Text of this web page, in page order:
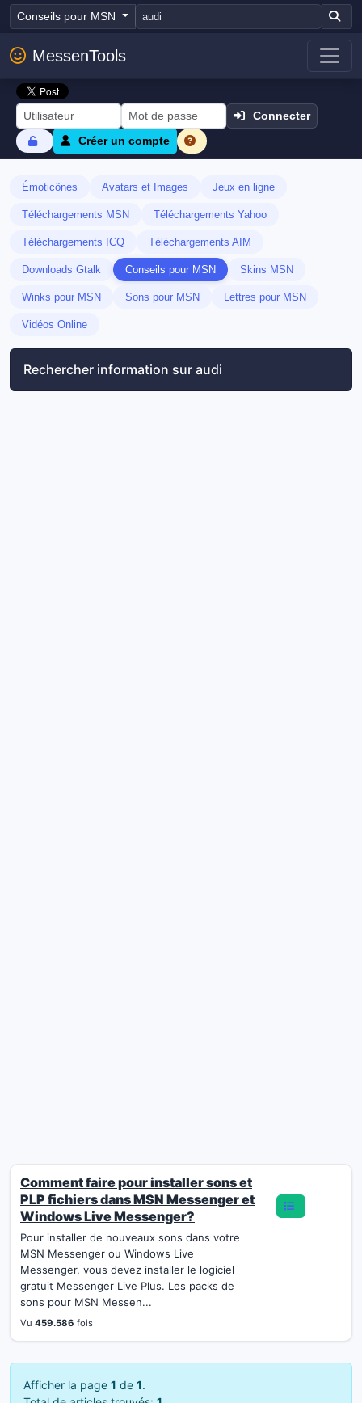
Conseils pour MSN
MessenTools
Connecter
Créer un compte
Émoticônes Avatars et Images Jeux en ligne
Téléchargements MSN Téléchargements Yahoo
Téléchargements ICQ Téléchargements AIM
Downloads Gtalk Conseils pour MSN Skins MSN
Winks pour MSN Sons pour MSN Lettres pour MSN
Vidéos Online
Rechercher information sur audi
Comment faire pour installer sons et
PLP fichiers dans MSN Messenger et
Windows Live Messenger?
Pour installer de nouveaux sons dans votre
MSN Messenger ou Windows Live
Messenger, vous devez installer le logiciel
gratuit Messenger Live Plus. Les packs de
sons pour MSN Messen...
Vu 459.586 fois
Afficher la page 1 de 1.